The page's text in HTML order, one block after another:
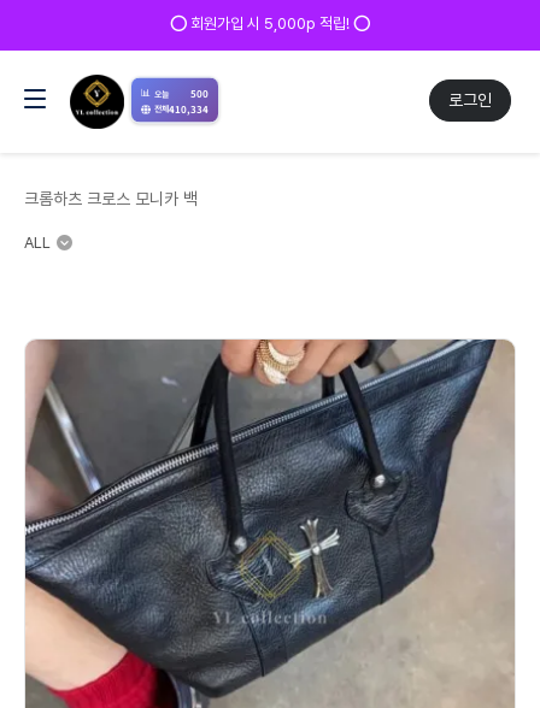
⭕ 회원가입 시 5,000p 적립! ⭕
로그인
📊 오늘 500
전체410,334
크롬하츠 크로스 모니카 백
ALL